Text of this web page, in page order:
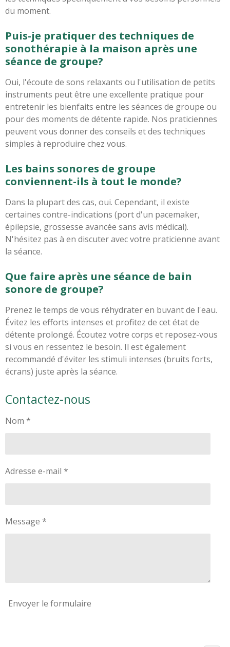
du moment.
Puis-je pratiquer des techniques de
sonothérapie à la maison après une
séance de groupe?
Oui, l'écoute de sons relaxants ou l'utilisation de petits
instruments peut être une excellente pratique pour
entretenir les bienfaits entre les séances de groupe ou
pour des moments de détente rapide. Nos praticiennes
peuvent vous donner des conseils et des techniques
simples à reproduire chez vous.
Les bains sonores de groupe
conviennent-ils à tout le monde?
Dans la plupart des cas, oui. Cependant, il existe
certaines contre-indications (port d'un pacemaker,
épilepsie, grossesse avancée sans avis médical).
N'hésitez pas à en discuter avec votre praticienne avant
la séance.
Que faire après une séance de bain
sonore de groupe?
Prenez le temps de vous réhydrater en buvant de l'eau.
Évitez les efforts intenses et profitez de cet état de
détente prolongé. Écoutez votre corps et reposez-vous
si vous en ressentez le besoin. Il est également
recommandé d'éviter les stimuli intenses (bruits forts,
écrans) juste après la séance.
Contactez-nous
Nom *
Adresse e-mail *
Message *
Envoyer le formulaire